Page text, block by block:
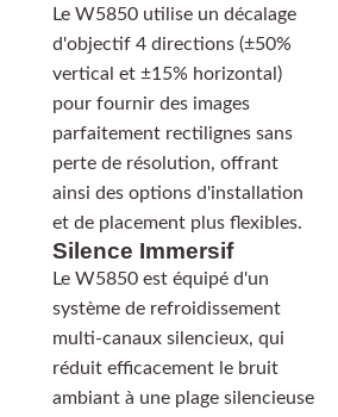
Le W5850 utilise un décalage
d'objectif 4 directions (±50%
vertical et ±15% horizontal)
pour fournir des images
parfaitement rectilignes sans
perte de résolution, offrant
ainsi des options d'installation
et de placement plus flexibles.
Silence Immersif
Le W5850 est équipé d'un
système de refroidissement
multi-canaux silencieux, qui
réduit efficacement le bruit
ambiant à une plage silencieuse